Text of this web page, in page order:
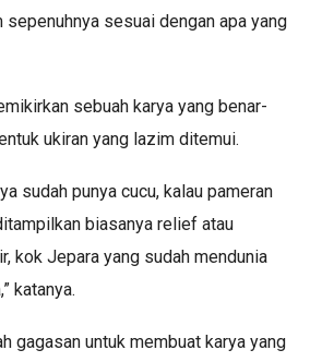
sesuai dengan apa yang
sebuah karya yang benar-
ukiran yang lazim ditemui.
sudah punya cucu, kalau pameran
biasanya relief atau
kok Jepara yang sudah mendunia
katanya.
gagasan untuk membuat karya yang